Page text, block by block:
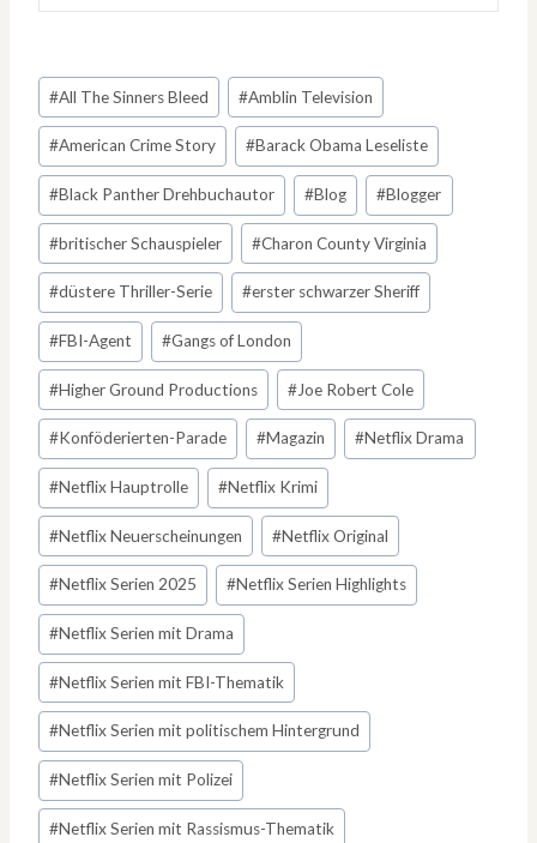
Schlagworte:
#All The Sinners Bleed #Amblin Television
#American Crime Story #Barack Obama Leseliste
#Black Panther Drehbuchautor #Blog #Blogger
#britischer Schauspieler #Charon County Virginia
#düstere Thriller-Serie #erster schwarzer Sheriff
#FBI-Agent #Gangs of London
#Higher Ground Productions #Joe Robert Cole
#Konföderierten-Parade #Magazin #Netflix Drama
#Netflix Hauptrolle #Netflix Krimi
#Netflix Neuerscheinungen #Netflix Original
#Netflix Serien 2025 #Netflix Serien Highlights
#Netflix Serien mit Drama
#Netflix Serien mit FBI-Thematik
#Netflix Serien mit politischem Hintergrund
#Netflix Serien mit Polizei
#Netflix Serien mit Rassismus-Thematik